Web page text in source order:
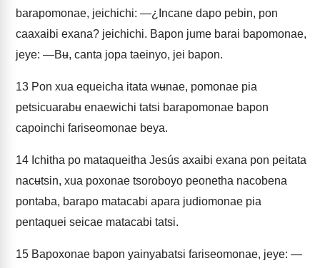
barapomonae, jeichichi: —¿Incane dapo pebin, pon
caaxaibi exana? jeichichi. Bapon jume barai bapomonae,
jeye: —Bʉ, canta jopa taeinyo, jei bapon.
13 Pon xua equeicha itata wʉnae, pomonae pia
petsicuarabʉ enaewichi tatsi barapomonae bapon
capoinchi fariseomonae beya.
14 Ichitha po mataqueitha Jesús axaibi exana pon peitata
nacʉtsin, xua poxonae tsoroboyo peonetha nacobena
pontaba, barapo matacabi apara judiomonae pia
pentaquei seicae matacabi tatsi.
15 Bapoxonae bapon yainyabatsi fariseomonae, jeye: —